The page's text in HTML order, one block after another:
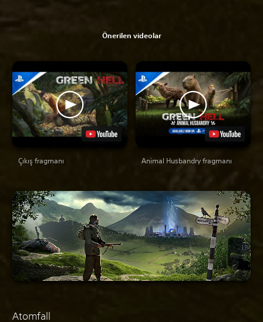
Önerilen videolar
Çıkış fragmanı Animal Husbandry fragmanı
Atomfall